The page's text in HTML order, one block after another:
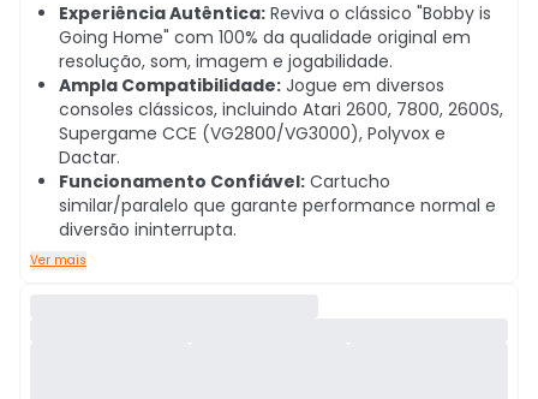
Experiência Autêntica: Reviva o clássico "Bobby is
Going Home" com 100% da qualidade original em
resolução, som, imagem e jogabilidade.
Ampla Compatibilidade: Jogue em diversos
consoles clássicos, incluindo Atari 2600, 7800, 2600S,
Supergame CCE (VG2800/VG3000), Polyvox e
Dactar.
Funcionamento Confiável: Cartucho
similar/paralelo que garante performance normal e
diversão ininterrupta.
Ver mais